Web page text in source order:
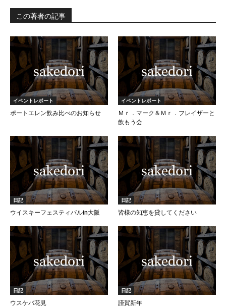
この著者の記事
イベントレポート
ポートエレン飲み比べのお知らせ
イベントレポート
Ｍｒ．マーク＆Ｍｒ．フレイザーと
飲もう会
日記
ウイスキーフェスティバルin大阪
日記
皆様の知恵を貸してください
日記
ウスケバ花見
日記
謹賀新年